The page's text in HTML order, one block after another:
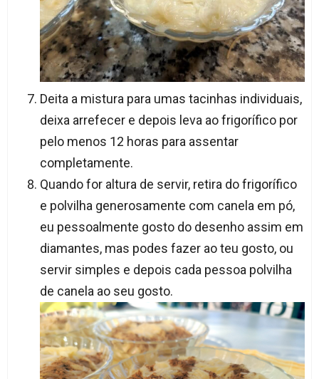
Deita a mistura para umas tacinhas individuais,
deixa arrefecer e depois leva ao frigorífico por
pelo menos 12 horas para assentar
completamente.
Quando for altura de servir, retira do frigorífico
e polvilha generosamente com canela em pó,
eu pessoalmente gosto do desenho assim em
diamantes, mas podes fazer ao teu gosto, ou
servir simples e depois cada pessoa polvilha
de canela ao seu gosto.